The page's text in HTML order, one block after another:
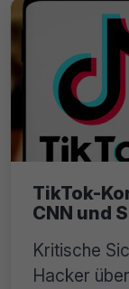
TikTok-
CNN und
Kritische
Hacker